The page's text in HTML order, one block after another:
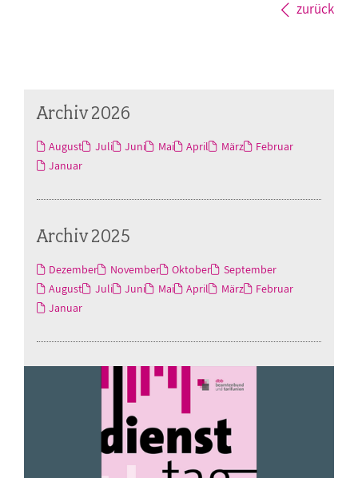
zurück
Archiv 2026
August Juli Juni Mai April März
Februar
Januar
Archiv 2025
Dezember November Oktober
September
August
Juli Juni Mai April März
Februar
Januar